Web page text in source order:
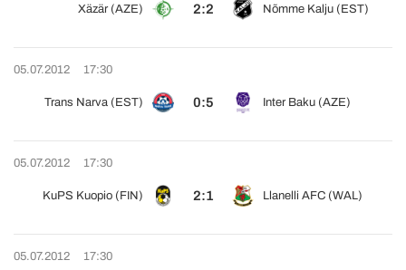
Xäzär (AZE) 2:2 Nõmme Kalju (EST)
05.07.2012 17:30
Trans Narva (EST) 0:5 Inter Baku (AZE)
05.07.2012 17:30
KuPS Kuopio (FIN) 2:1 Llanelli AFC (WAL)
05.07.2012 17:30